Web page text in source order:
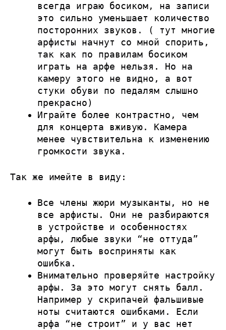
всегда играю босиком, на записи
это сильно уменьшает количество
посторонних звуков. ( тут многие
арфисты начнут со мной спорить,
так как по правилам босиком
играть на арфе нельзя. Но на
камеру этого не видно, а вот
стуки обуви по педалям слышно
прекрасно)
Играйте более контрастно, чем
для концерта вживую. Камера
менее чувствительна к изменению
громкости звука.
Так же имейте в виду:
Все члены жюри музыканты, но не
все арфисты. Они не разбираются
в устройстве и особенностях
арфы, любые звуки “не оттуда”
могут быть восприняты как
ошибка.
Внимательно проверяйте настройку
арфы. За это могут снять балл.
Например у скрипачей фальшивые
ноты считаются ошибками. Если
арфа “не строит” и у вас нет